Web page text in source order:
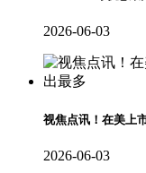
2026-06-03
视焦点讯！在美上
2026-06-03